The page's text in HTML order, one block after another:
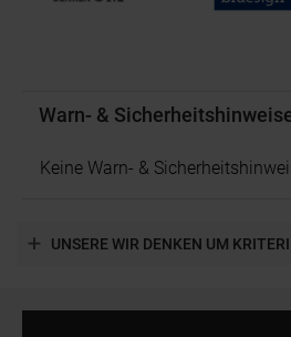
Warn- &
Keine Warn- &
UNSERE WIR DENKEN UM